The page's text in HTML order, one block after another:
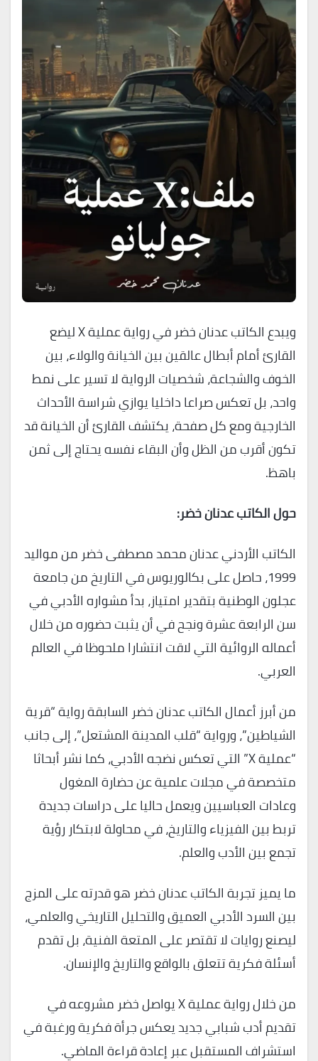
ويبدع الكاتب عدنان خضر في رواية عملية X ليضع
القارئ أمام أبطال عالقين بين الخيانة والولاء، بين
الخوف والشجاعة، شخصيات الرواية لا تسير على نمط
واحد، بل تعكس صراعا داخليا يوازي شراسة الأحداث
الخارجية ومع كل صفحة، يكتشف القارئ أن الخيانة قد
تكون أقرب من الظل وأن البقاء نفسه يحتاج إلى ثمن
باهظ.
حول الكاتب عدنان خضر:
الكاتب الأردني عدنان محمد مصطفى خضر من مواليد
1999، حاصل على بكالوريوس في التاريخ من جامعة
عجلون الوطنية بتقدير امتياز، بدأ مشواره الأدبي في
سن الرابعة عشرة ونجح في أن يثبت حضوره من خلال
أعماله الروائية التي لاقت انتشارا ملحوظا في العالم
العربي.
من أبرز أعمال الكاتب عدنان خضر السابقة رواية “قرية
الشياطين”، ورواية “قلب المدينة المشتعل”، إلى جانب
“عملية X” التي تعكس نضجه الأدبي، كما نشر أبحاثا
متخصصة في مجلات علمية عن حضارة المغول
وعادات العباسيين ويعمل حاليا على دراسات جديدة
تربط بين الفيزياء والتاريخ، في محاولة لابتكار رؤية
تجمع بين الأدب والعلم.
ما يميز تجربة الكاتب عدنان خضر هو قدرته على المزج
بين السرد الأدبي العميق والتحليل التاريخي والعلمي،
ليصنع روايات لا تقتصر على المتعة الفنية، بل تقدم
أسئلة فكرية تتعلق بالواقع والتاريخ والإنسان.
من خلال رواية عملية X يواصل خضر مشروعه في
تقديم أدب شبابي جديد يعكس جرأة فكرية ورغبة في
استشراف المستقبل عبر إعادة قراءة الماضي.